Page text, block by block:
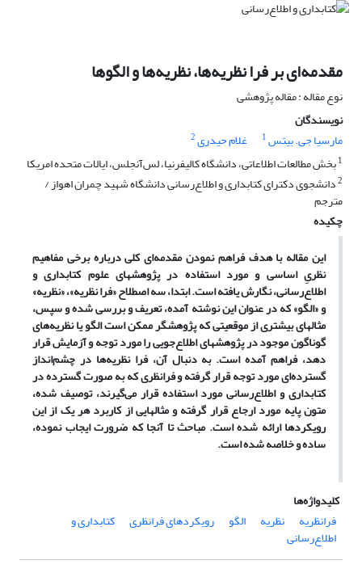
مقدمه‌‌ای بر فرا نظریه‌‌ها، نظریه‌‌ها و الگوها
نوع مقاله : مقاله پژوهشی
نویسندگان
مارسیا جی. بیتس1 غلام حیدری2
1بخش مطالعات اطلاعاتی، دانشگاه کالیفرنیا، لس‌آنجلس، ایالات متحده امریکا
2دانشجوی دکترای کتابداری و اطلاع‌رسانی دانشگاه شهید چمران اهواز /
مترجم
چکیده
این مقاله با هدف فراهم نمودن مقدمه‌ای کلی درباره برخی مفاهیم
نظری‌ِ اساسی و مورد استفاده در پژوهشهای علوم کتابداری و
اطلاع‌رسانی، نگارش یافته است. ابتدا، سه اصطلاح «فرا نظریه»، «نظریه»
و «الگو» که در عنوان این نوشته آمده، تعریف و بررسی شده و سپس،
مثالهای بیشتری از موقعیتی که پژوهشگر ممکن است الگو یا نظریه‌های
گوناگون موجود در پژوهشهای اطلاع‌جویی را مورد توجه و آزمایش قرار
دهد، فراهم آمده است. به دنبال آن، فرا نظریه‌ها در چشم‌انداز
گسترده‌ای مورد توجه قرار گرفته و فرانظری که به صورت گسترده در
کتابداری و اطلاع‌رسانی مورد استفاده قرار می‌گیرند، توصیف شده،
متون پایه مورد ارجاع قرار گرفته و مثالهایی از کاربرد هر یک از این
رویکردها ارائه شده است. مباحث تا آنجا که ضرورت ایجاب نموده،
ساده و خلاصه شده است.
کلیدواژه‌ها
فرانظریه
نظریه الگو رویکردهای فرانظری کتابداری و
اطلاع‌رسانی